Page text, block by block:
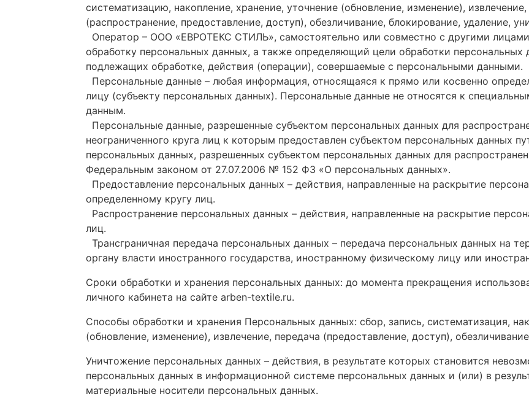
систематизацию, накопление, хранение, уточнение (обновление, изменение),
(распространение, предоставление, доступ), обезличивание, блокирование, удаление,
Оператор – ООО «ЕВРОТЕКС СТИЛЬ», самостоятельно или совместно с другими
обработку персональных данных, а также определяющий цели обработки персональных
подлежащих обработке, действия (операции), совершаемые с персональными данными.
Персональные данные – любая информация, относящаяся к прямо или косвенно
лицу (субъекту персональных данных). Персональные данные не относятся к
данным.
Персональные данные, разрешенные субъектом персональных данных для
неограниченного круга лиц к которым предоставлен субъектом персональных данных
персональных данных, разрешенных субъектом персональных данных для
Федеральным законом от 27.07.2006 № 152 ФЗ «О персональных данных».
Предоставление персональных данных – действия, направленные на раскрытие
определенному кругу лиц.
Распространение персональных данных – действия, направленные на раскрытие
лиц.
Трансграничная передача персональных данных – передача персональных данных на
органу власти иностранного государства, иностранному физическому лицу или
Сроки обработки и хранения персональных данных: до момента прекращения
личного кабинета на сайте arben-textile.ru.
Способы обработки и хранения Персональных данных: сбор, запись, систематизация,
(обновление, изменение), извлечение, передача (предоставление, доступ),
Уничтожение персональных данных – действия, в результате которых становится
персональных данных в информационной системе персональных данных и (или) в
материальные носители персональных данных.